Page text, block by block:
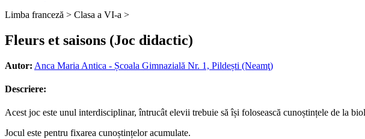
Limba franceză > Clasa a VI-a >
Fleurs et saisons (Joc didactic)
Autor: Anca Maria Antica - Școala Gimnazială Nr. 1, Pildești (Neamţ)
Descriere:
Acest joc este unul interdisciplinar, întrucât elevii trebuie să își folosească cunoștințele de la
Jocul este pentru fixarea cunoștințelor acumulate.